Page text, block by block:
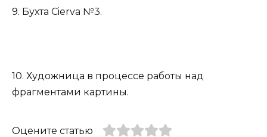
9. Бухта Cierva №3.
10. Художница в процессе работы над
фрагментами картины.
Оцените статью